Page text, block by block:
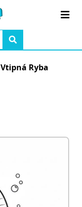
Vtipná Ryba